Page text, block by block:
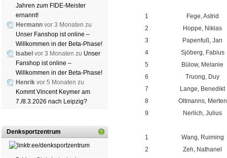
Jahren zum FIDE-Meister
ernannt!
Hermann vor 3 Monaten zu
Unser Fanshop ist online –
Willkommen in der Beta-Phase!
Isabel vor 3 Monaten zu Unser
Fanshop ist online –
Willkommen in der Beta-Phase!
Henrik vor 5 Monaten zu
Kommt Vincent Keymer am
7./8.3.2026 nach Leipzig?
Denksportzentrum
1
Fege, Astrid
2
Hoppe, Niklas
3
Papenfuß, Jan
4
Sjöberg, Fabius
5
Bülow, Melanie
6
Truong, Duy
7
Lange, Benedikt
8
Oltmanns, Merten
9
Nerlich, Julius
1
Wang, Ruiming
2
Zeh, Nathanel